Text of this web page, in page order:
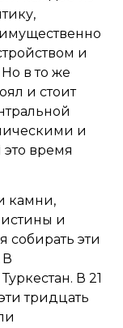
и
в то же
и стоит
и
время
камни,
и
собирать эти
В
В 21
тридцать